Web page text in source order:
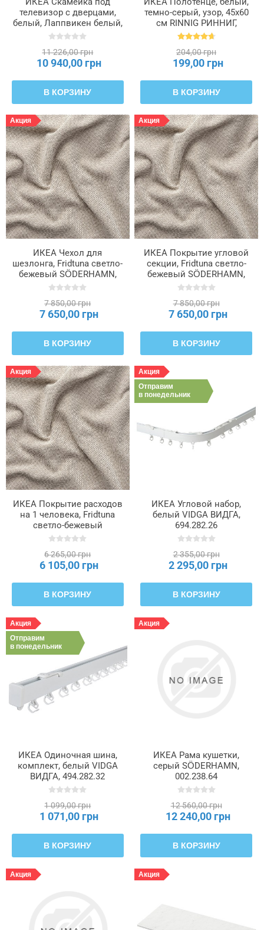
телевизор с дверцами,
белый, Лаппвикен белый,
180 x 42 x 38 см BESTÅ
11 226,00 грн
10 940,00 грн
В КОРЗИНУ
темно-серый, узор, 45x60
см RINNIG РИННИГ,
204.763.46
204,00 грн
199,00 грн
В КОРЗИНУ
Акция
ИКЕА Чехол для
шезлонга, Fridtuna светло-
бежевый SÖDERHAMN,
605.190.04
7 850,00 грн
7 650,00 грн
В КОРЗИНУ
Акция
ИКЕА Покрытие угловой
секции, Fridtuna светло-
бежевый SÖDERHAMN,
905.191.30
7 850,00 грн
7 650,00 грн
В КОРЗИНУ
Акция
ИКЕА Покрытие расходов
на 1 человека, Fridtuna
светло-бежевый
SÖDERHAMN, 705.190.08
6 265,00 грн
6 105,00 грн
В КОРЗИНУ
Акция
Отправим
в понедельник
ИКЕА Угловой набор,
белый VIDGA ВИДГА,
694.282.26
2 355,00 грн
2 295,00 грн
В КОРЗИНУ
Акция
Отправим
в понедельник
ИКЕА Одиночная шина,
комплект, белый VIDGA
ВИДГА, 494.282.32
1 099,00 грн
1 071,00 грн
В КОРЗИНУ
Акция
ИКЕА Рама кушетки,
серый SÖDERHAMN,
002.238.64
12 560,00 грн
12 240,00 грн
В КОРЗИНУ
Акция Акция